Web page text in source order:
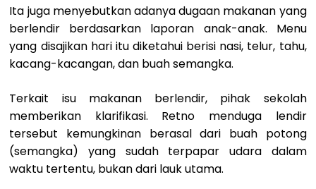
Ita juga menyebutkan adanya dugaan makanan yang
berlendir berdasarkan laporan anak-anak. Menu
yang disajikan hari itu diketahui berisi nasi, telur, tahu,
kacang-kacangan, dan buah semangka.
Terkait isu makanan berlendir, pihak sekolah
memberikan klarifikasi. Retno menduga lendir
tersebut kemungkinan berasal dari buah potong
(semangka) yang sudah terpapar udara dalam
waktu tertentu, bukan dari lauk utama.